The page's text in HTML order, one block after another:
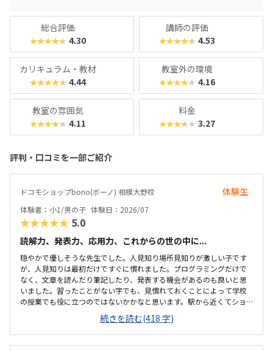
総合評価
★★★★★ 4.30
講師の評価
★★★★★ 4.53
カリキュラム・教材
★★★★★ 4.44
教室外の環境
★★★★★ 4.16
教室の雰囲気
★★★★★ 4.11
料金
★★★★★ 3.27
評判・口コミを一部ご紹介
ドコモショップbono(ボーノ) 相模大野校 体験生
体験者：小1/男の子 体験日：2026/07
★★★★★ 5.0
読解力、発表力、応用力、これからの世の中に...
穏やかで優しそうな先生でした。人見知り場所見知りが激しい子です
が、人見知りは最初だけですぐに慣れました。プログラミングだけで
なく、文章を読んだり筆記したり、発表する機会があるのも良いと思
いました。習ったことがない字でも、見慣れておくことによって学校
の授業でも役に立つのではないかかなと思います。駅から近くてショ
ッピングモールの中にあるので便利です。車で来ても授業分の駐車券
は付けてくれるそうです。ドコモショップ内なので音が気になるかと
思いましたが、扉を閉めればそんなに気になりませんでした。一面ガ
ラスなので程よい解放感で授業の様子が見れます。プログラミング教
続きを読む(418 字)